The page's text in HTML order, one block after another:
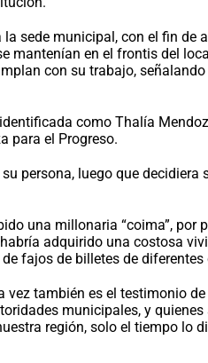
sede municipal, con el fin
en el frontis del
con su trabajo,
como Thalía
para el Progreso.
persona, luego que
una millonaria “coima”, por
adquirido una costosa
fajos de billetes de
también es el testimonio
municipales, y
región, solo el tiempo lo